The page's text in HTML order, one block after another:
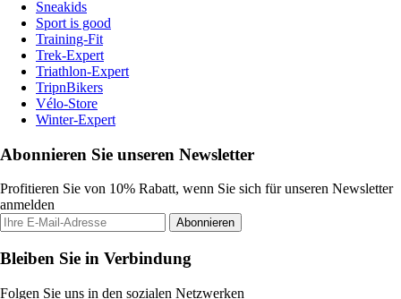
Sneakids
Sport is good
Training-Fit
Trek-Expert
Triathlon-Expert
TripnBikers
Vélo-Store
Winter-Expert
Abonnieren Sie unseren Newsletter
Profitieren Sie von 10% Rabatt, wenn Sie sich für unseren Newsletter
anmelden
Abonnieren
Bleiben Sie in Verbindung
Folgen Sie uns in den sozialen Netzwerken